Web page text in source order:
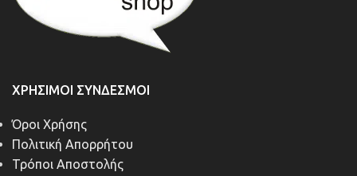
ΧΡΉΣΙΜΟΙ ΣΎΝΔΕΣΜΟΙ
Όροι Χρήσης
Πολιτική Απορρήτου
Τρόποι Αποστολής